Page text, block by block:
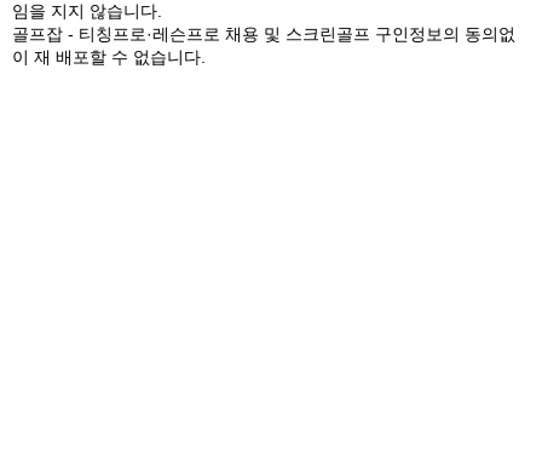
임을 지지 않습니다.
골프잡 - 티칭프로·레슨프로 채용 및 스크린골프 구인정보의 동의없
이 재 배포할 수 없습니다.